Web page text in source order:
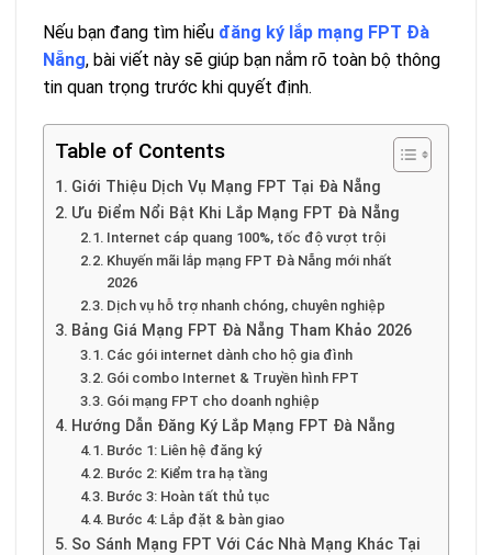
Nếu bạn đang tìm hiểu đăng ký lắp mạng FPT Đà
Nẵng, bài viết này sẽ giúp bạn nắm rõ toàn bộ thông
tin quan trọng trước khi quyết định.
Table of Contents
Giới Thiệu Dịch Vụ Mạng FPT Tại Đà Nẵng
Ưu Điểm Nổi Bật Khi Lắp Mạng FPT Đà Nẵng
Internet cáp quang 100%, tốc độ vượt trội
Khuyến mãi lắp mạng FPT Đà Nẵng mới nhất
2026
Dịch vụ hỗ trợ nhanh chóng, chuyên nghiệp
Bảng Giá Mạng FPT Đà Nẵng Tham Khảo 2026
Các gói internet dành cho hộ gia đình
Gói combo Internet & Truyền hình FPT
Gói mạng FPT cho doanh nghiệp
Hướng Dẫn Đăng Ký Lắp Mạng FPT Đà Nẵng
Bước 1: Liên hệ đăng ký
Bước 2: Kiểm tra hạ tầng
Bước 3: Hoàn tất thủ tục
Bước 4: Lắp đặt & bàn giao
So Sánh Mạng FPT Với Các Nhà Mạng Khác Tại